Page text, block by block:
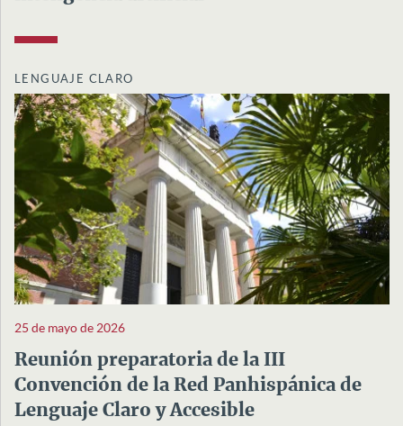
LENGUAJE CLARO
25 de mayo de 2026
Reunión preparatoria de la III
Convención de la Red Panhispánica de
Lenguaje Claro y Accesible